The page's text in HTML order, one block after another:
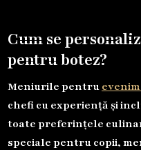
Cum se
pentru botez?
Meniurile pentru
chefi cu experiență și
toate preferințele
speciale pentru copii,